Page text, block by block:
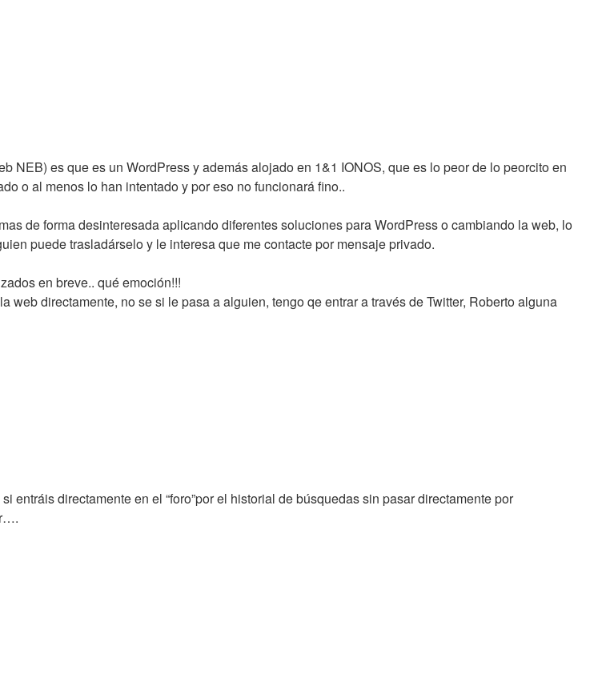
NEB) es que es un WordPress y además alojado en 1&1 IONOS, que es lo peor de lo peorcito en
o al menos lo han intentado y por eso no funcionará fino..
de forma desinteresada aplicando diferentes soluciones para WordPress o cambiando la web, lo
puede trasladárselo y le interesa que me contacte por mensaje privado.
en breve.. qué emoción!!!
web directamente, no se si le pasa a alguien, tengo qe entrar a través de Twitter, Roberto alguna
entráis directamente en el “foro”por el historial de búsquedas sin pasar directamente por